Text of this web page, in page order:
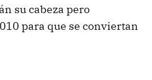
su cabeza pero
para que se conviertan